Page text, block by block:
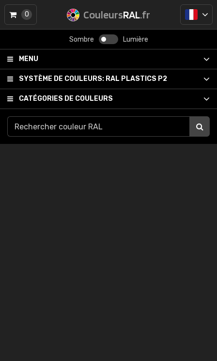
CouleursRAL.fr
Sombre Lumière
MENU
SYSTÈME DE COULEURS: RAL PLASTICS P2
CATÉGORIES DE COULEURS
0